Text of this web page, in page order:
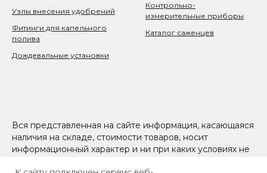
Узлы внесения удобрений
Фитинги для капельного
полива
Дождевальные установки
Контрольно-
измерительные приборы
Каталог саженцев
Вся представленная на сайте информация, касающаяся
наличия на складе, стоимости товаров, носит
информационный характер и ни при каких условиях не